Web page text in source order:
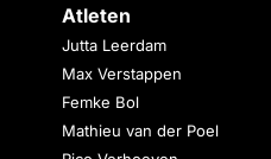
Atleten
Jutta Leerdam
Max Verstappen
Femke Bol
Mathieu van der Poel